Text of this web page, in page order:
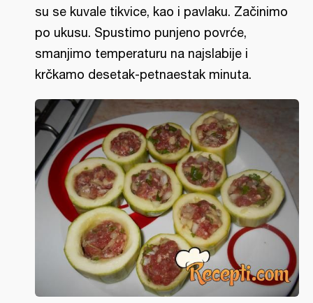
su se kuvale tikvice, kao i pavlaku. Začinimo
po ukusu. Spustimo punjeno povrće,
smanjimo temperaturu na najslabije i
krčkamo desetak-petnaestak minuta.